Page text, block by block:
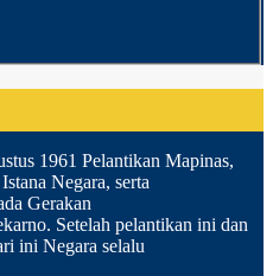
1961 Pelantikan Mapinas,
Negara, serta
Gerakan
Setelah pelantikan ini dan
ini Negara selalu